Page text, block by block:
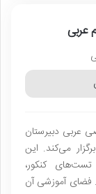
عربی
عربی دبیرستان
می‌کند. این
کنکور،
فضای آموزشی آن